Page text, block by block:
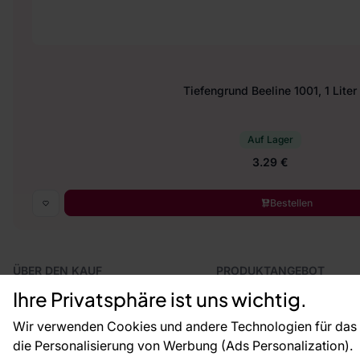
Ihre Privatsphäre ist uns wichtig.
Wir verwenden Cookies und andere Technologien für
die Personalisierung von Werbung (Ads Personalization).
Tiefengrund Beeline 1001, 1 Liter
Auf Lager
3.29 €
Bestellen
ÜBER DEN KAUF
Versand und Bezahlung
Vertragsrücktritt
Reklamationsverfahren
Rücksendung von Waren
PRODUKTANGEBOT
Fototapeten
Leiste
Dekoration
Selbstklebende Folien